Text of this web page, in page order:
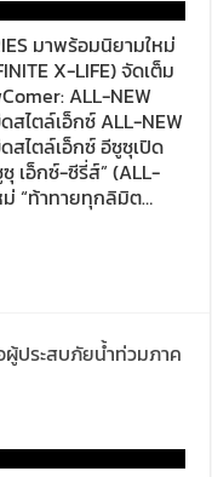
มาพร้อมนิยามใหม่
X-LIFE) จัดเต็ม
ALL-NEW
สไตล์เอ็กซ์ ALL-NEW
สไตล์เอ็กซ์ อีซูซุเปิด
เอ็กซ์-ซีรี่ส์” (ALL-
ม่ “ท้าทายทุกลิมิต…
ผู้ประสบภัยน้ำท่วมภาค